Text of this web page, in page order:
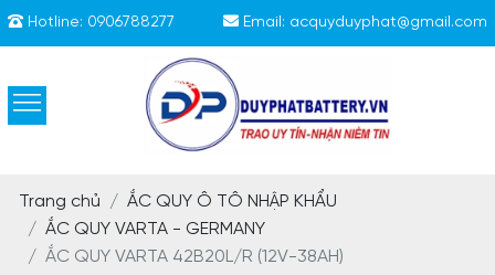
Hotline: 0906788277 Email: acquyduyphat@gmail.com
Trang chủ
ẮC QUY Ô TÔ NHẬP KHẨU
ẮC QUY VARTA - GERMANY
ẮC QUY VARTA 42B20L/R (12V-38AH)